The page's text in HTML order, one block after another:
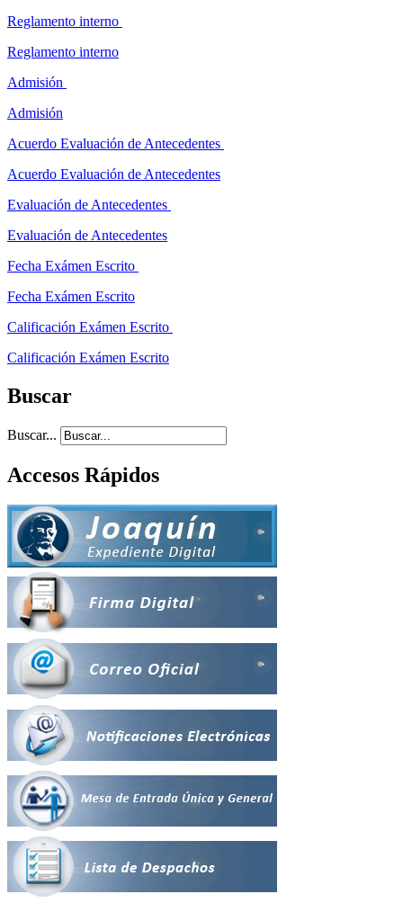
Reglamento interno
Reglamento interno
Admisión
Admisión
Acuerdo Evaluación de Antecedentes
Acuerdo Evaluación de Antecedentes
Evaluación de Antecedentes
Evaluación de Antecedentes
Fecha Exámen Escrito
Fecha Exámen Escrito
Calificación Exámen Escrito
Calificación Exámen Escrito
Buscar
Buscar...
Accesos Rápidos